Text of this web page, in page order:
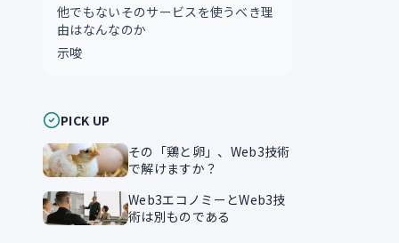
他でもないそのサービスを使うべき理
由はなんなのか
示唆
PICK UP
その「鶏と卵」、Web3技術
で解けますか？
Web3エコノミーとWeb3技
術は別ものである